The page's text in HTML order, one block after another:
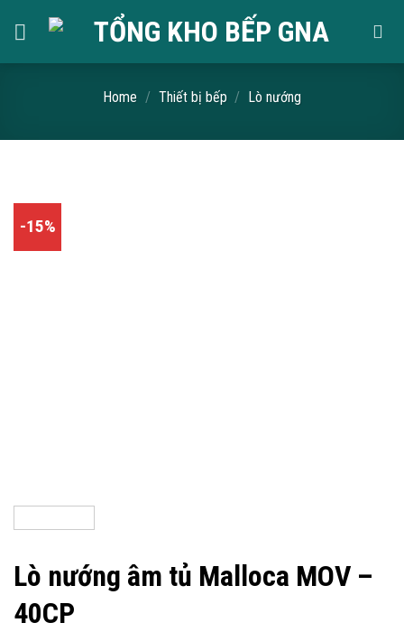
Home / Thiết bị bếp / Lò nướng
-15%
Lò nướng âm tủ Malloca MOV –
40CP